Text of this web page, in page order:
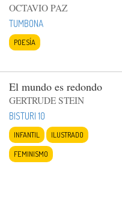
OCTAVIO PAZ
TUMBONA
POESÍA
El mundo es redondo
GERTRUDE STEIN
BISTURI 10
INFANTIL
ILUSTRADO
FEMINISMO